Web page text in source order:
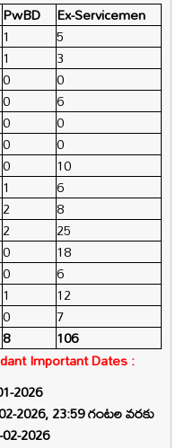
PwBD
Ex-Servicemen
1
5
1
3
0
0
0
6
0
0
0
0
0
10
1
6
2
8
2
25
0
18
0
6
1
12
0
7
8
106
Important Dates :
2026
2026, 23:59 గంటల వరకు
2026